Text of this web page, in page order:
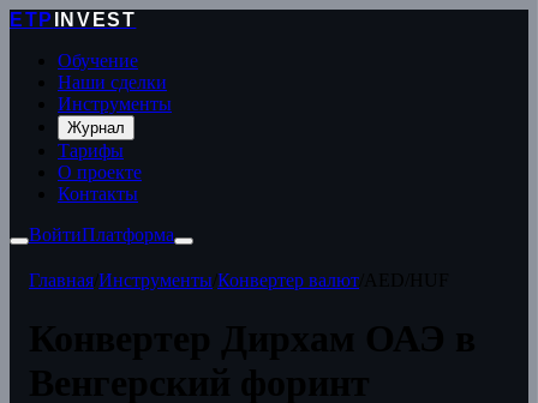
ETP
INVEST
Обучение
Наши сделки
Инструменты
Журнал
Тарифы
О проекте
Контакты
ВойтиПлатформа
Главная Инструменты Конвертер валют